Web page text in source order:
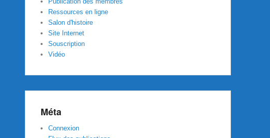
Ressources en ligne
Salon d'histoire
Site Internet
Souscription
Vidéo
Méta
Connexion